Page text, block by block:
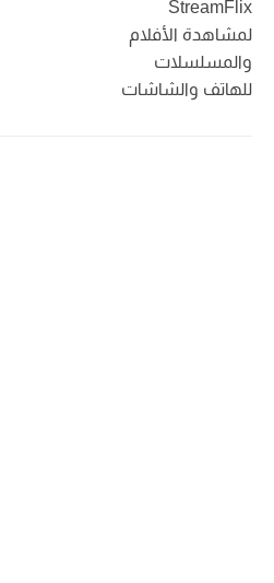
StreamFlix
لمشاهدة الأفلام
والمسلسلات
للهاتف والشاشات